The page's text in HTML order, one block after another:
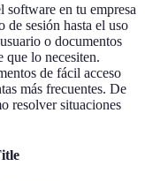
en tu empresa
de sesión hasta el uso
o documentos
que lo necesiten.
de fácil acceso
más frecuentes. De
resolver situaciones